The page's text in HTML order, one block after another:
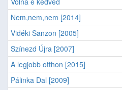
Nem,nem,nem [2014]
Vidéki Sanzon [2005]
Színezd Újra [2007]
A legjobb otthon [2015]
Pálinka Dal [2009]